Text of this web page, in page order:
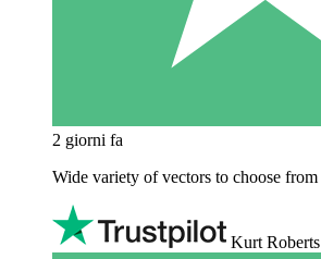
2 giorni fa
Wide variety of vectors to choose from
Kurt Roberts